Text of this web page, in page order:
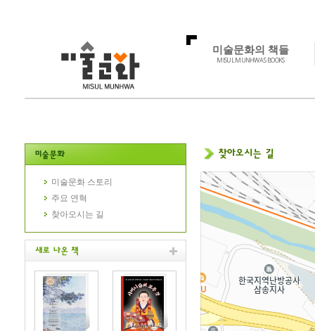
미술문화의 책들
MISUL MUNHWA'S BOOKS
미술문화 스토리
주요 연혁
찾아오시는 길